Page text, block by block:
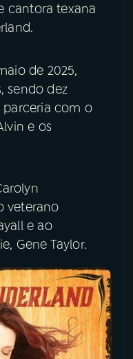
cantora texana
de 2025,
sendo dez
parceria com o
e os
veterano
e ao
Gene Taylor.